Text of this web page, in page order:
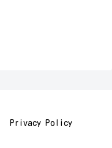
Privacy Policy